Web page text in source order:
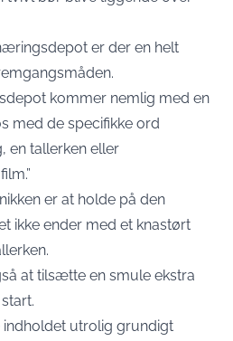
er der en helt
kommer nemlig med en
med de specifikke ord
en tallerken eller
er at holde på den
ikke ender med et knastørt
at tilsætte en smule ekstra
utrolig grundigt